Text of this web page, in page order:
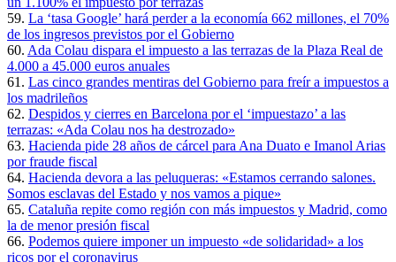
59. La ‘tasa Google’ hará perder a la economía 662 millones, el 70%
de los ingresos previstos por el Gobierno
60. Ada Colau dispara el impuesto a las terrazas de la Plaza Real de
4.000 a 45.000 euros anuales
61. Las cinco grandes mentiras del Gobierno para freír a impuestos a
los madrileños
62. Despidos y cierres en Barcelona por el ‘impuestazo’ a las
terrazas: «Ada Colau nos ha destrozado»
63. Hacienda pide 28 años de cárcel para Ana Duato e Imanol Arias
por fraude fiscal
64. Hacienda devora a las peluqueras: «Estamos cerrando salones.
Somos esclavas del Estado y nos vamos a pique»
65. Cataluña repite como región con más impuestos y Madrid, como
la de menor presión fiscal
66. Podemos quiere imponer un impuesto «de solidaridad» a los
ricos por el coronavirus